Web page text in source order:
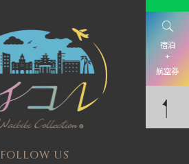
FOLLOW US
宿泊
+
航空券